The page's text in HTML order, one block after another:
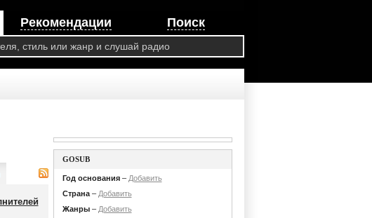
Рекомендации Поиск
GOSUB
Год основания– Добавить
Страна– Добавить
Жанры– Добавить